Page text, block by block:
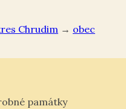
Chrudim →
památky